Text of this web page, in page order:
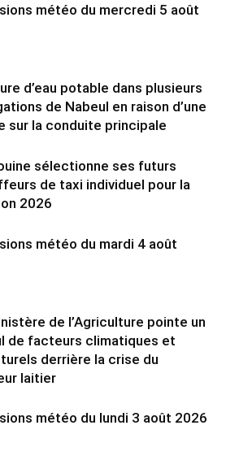
météo du mercredi 5 août
d’eau potable dans plusieurs
de Nabeul en raison d’une
sur la conduite principale
sélectionne ses futurs
de taxi individuel pour la
2026
météo du mardi 4 août
de l’Agriculture pointe un
de facteurs climatiques et
derrière la crise du
laitier
météo du lundi 3 août 2026